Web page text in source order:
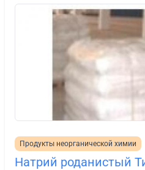
Продукты неорганической химии
Натрий роданистый